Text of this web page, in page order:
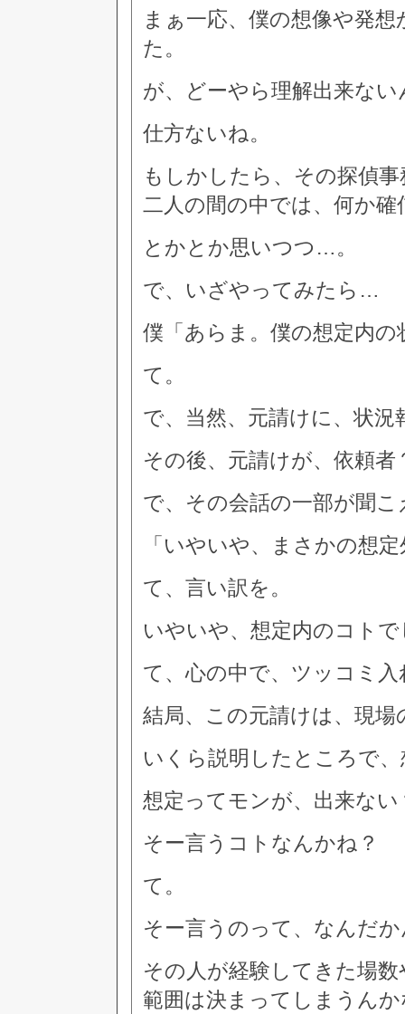
まぁ一応、僕の想像や発
た。
が、どーやら理解出来な
仕方ないね。
もしかしたら、その探偵
二人の間の中では、何か
とかとか思いつつ…。
で、いざやってみたら…
僕「あらま。僕の想定内
て。
で、当然、元請けに、状況
その後、元請けが、依頼
で、その会話の一部が聞
「いやいや、まさかの想
て、言い訳を。
いやいや、想定内のコト
て、心の中で、ツッコミ
結局、この元請けは、現
いくら説明したところで
想定ってモンが、出来な
そー言うコトなんかね？
て。
そー言うのって、なんだ
その人が経験してきた場
範囲は決まってしまうん